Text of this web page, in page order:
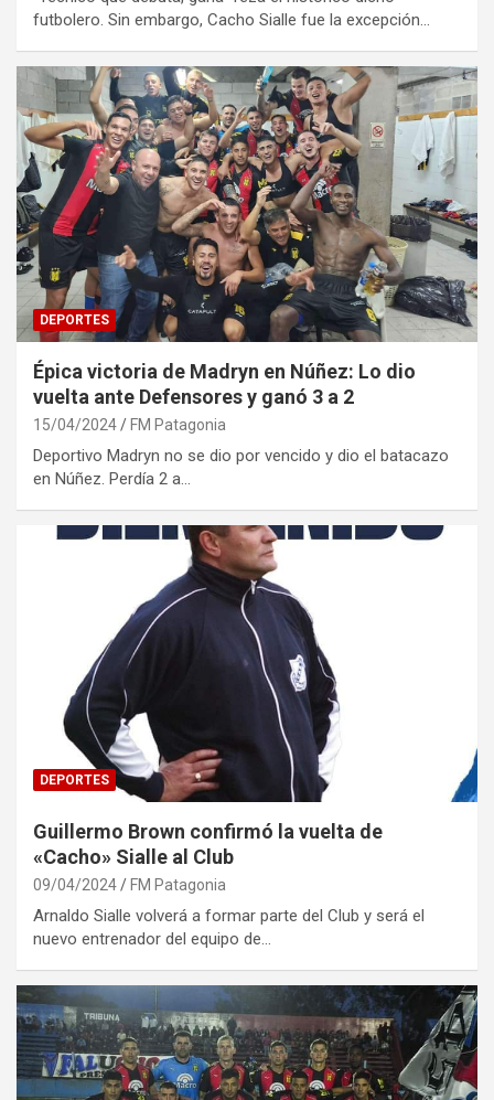
futbolero. Sin embargo, Cacho Sialle fue la excepción…
DEPORTES
Épica victoria de Madryn en Núñez: Lo dio
vuelta ante Defensores y ganó 3 a 2
15/04/2024 FM Patagonia
Deportivo Madryn no se dio por vencido y dio el batacazo
en Núñez. Perdía 2 a…
DEPORTES
Guillermo Brown confirmó la vuelta de
«Cacho» Sialle al Club
09/04/2024 FM Patagonia
Arnaldo Sialle volverá a formar parte del Club y será el
nuevo entrenador del equipo de…